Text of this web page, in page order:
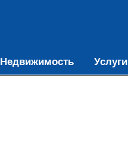
Недвижимость Услуги